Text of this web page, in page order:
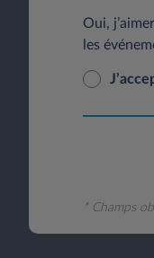
Oui,
les
* Champs